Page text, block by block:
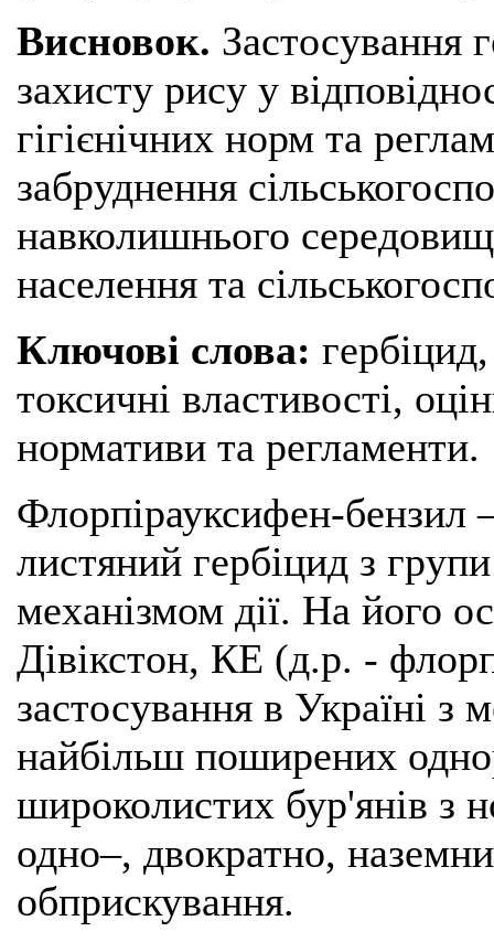
Висновок. Застосування
захисту рису у
гігієнічних норм та
забруднення
навколишнього
населення та
Ключові слова:
токсичні властивості,
нормативи та регламенти.
Флорпірауксифен-бензил
листяний гербіцид з
механізмом дії. На його
Дівікстон, КЕ (д.р. -
застосування в Україні з
найбільш поширених
широколистих бур'янів з
одно–, двократно,
обприскування.